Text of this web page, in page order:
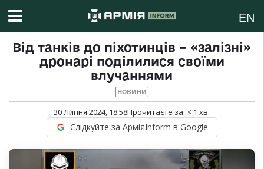
EN
Від танків до піхотинців – «залізні»
дронарі поділилися своїми
влучаннями
НОВИНИ
30 Липня 2024, 18:58Прочитаєте за: < 1 хв.
Слідкуйте за АрміяInform в Google